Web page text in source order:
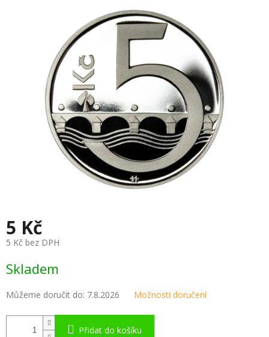
5 Kč
5 Kč bez DPH
cena:
Skladem
Můžeme doručit do: 7.8.2026 Možnosti doručení
Přidat do košíku